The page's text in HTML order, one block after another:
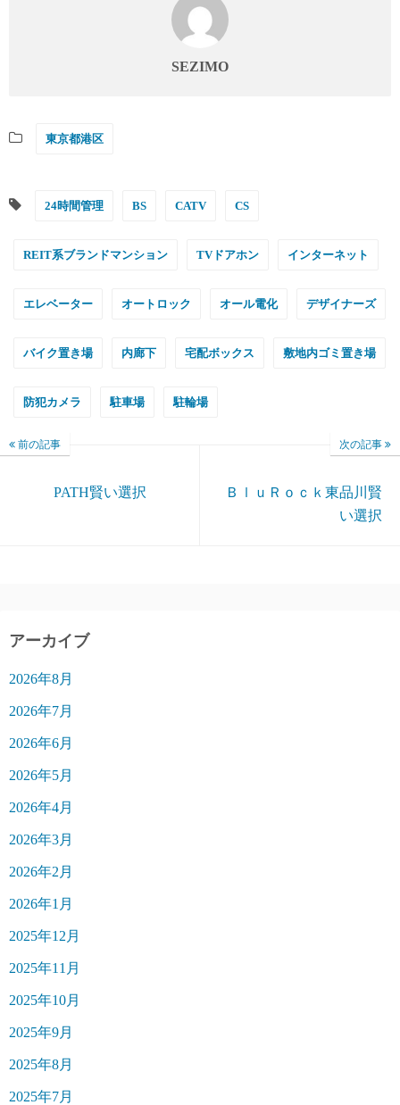
SEZIMO
東京都港区
24時間管理 BS CATV CS
REIT系ブランドマンション TVドアホン インターネット
エレベーター オートロック オール電化 デザイナーズ
バイク置き場 内廊下 宅配ボックス 敷地内ゴミ置き場
防犯カメラ 駐車場 駐輪場
前の記事
PATH賢い選択
次の記事
ＢｌｕＲｏｃｋ東品川賢
い選択
アーカイブ
2026年8月
2026年7月
2026年6月
2026年5月
2026年4月
2026年3月
2026年2月
2026年1月
2025年12月
2025年11月
2025年10月
2025年9月
2025年8月
2025年7月